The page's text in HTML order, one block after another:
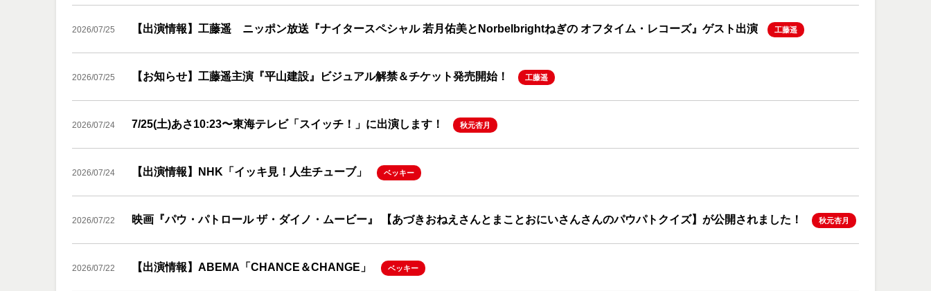
2026/07/25 【出演情報】工藤遥 ニッポン放送『ナイタースペシャル 若月佑美とNorbelbrightねぎの オフタイム・レコーズ』ゲスト出演 工藤遥
2026/07/25 【お知らせ】工藤遥主演『平山建設』ビジュアル解禁＆チケット発売開始！ 工藤遥
2026/07/24 7/25(土)あさ10:23〜東海テレビ「スイッチ！」に出演します！ 秋元杏月
2026/07/24 【出演情報】NHK「イッキ見！人生チューブ」 ベッキー
2026/07/22 映画『パウ・パトロール ザ・ダイノ・ムービー』 【あづきおねえさんとまことおにいさんさんのパウパトクイズ】が公開されました！ 秋元杏月
2026/07/22 【出演情報】ABEMA「CHANCE＆CHANGE」 ベッキー